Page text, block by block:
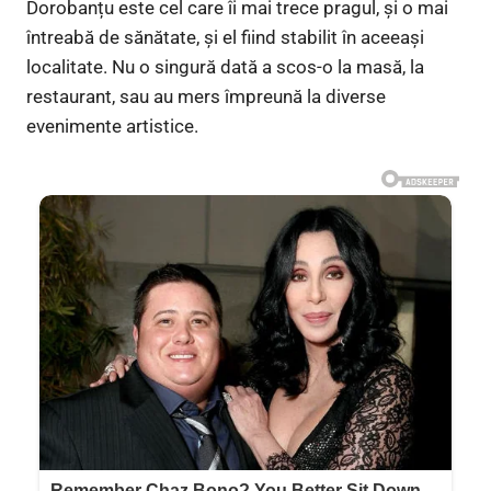
Dorobanțu este cel care îi mai trece pragul, și o mai
întreabă de sănătate, și el fiind stabilit în aceeași
localitate. Nu o singură dată a scos-o la masă, la
restaurant, sau au mers împreună la diverse
evenimente artistice.